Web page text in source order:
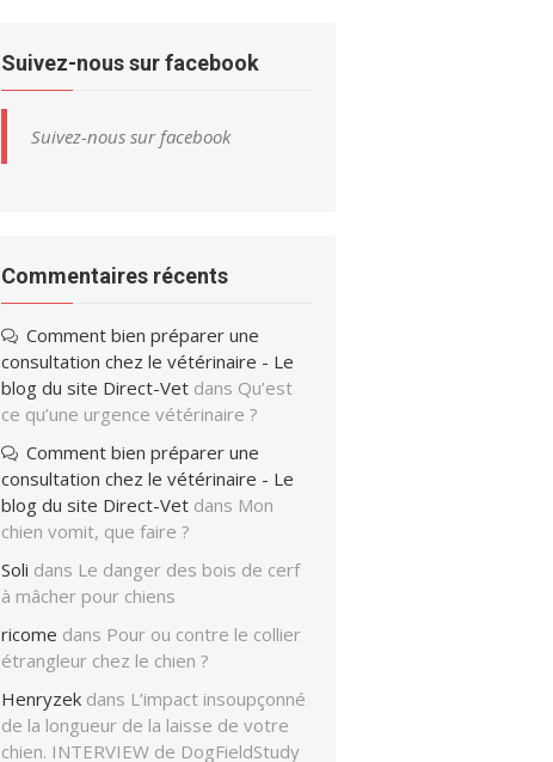
Suivez-nous sur facebook
Suivez-nous sur facebook
Commentaires récents
Comment bien préparer une
consultation chez le vétérinaire - Le
blog du site Direct-Vet dans Qu’est
ce qu’une urgence vétérinaire ?
Comment bien préparer une
consultation chez le vétérinaire - Le
blog du site Direct-Vet dans Mon
chien vomit, que faire ?
Soli dans Le danger des bois de cerf
à mâcher pour chiens
ricome dans Pour ou contre le collier
étrangleur chez le chien ?
Henryzek dans L’impact insoupçonné
de la longueur de la laisse de votre
chien. INTERVIEW de DogFieldStudy